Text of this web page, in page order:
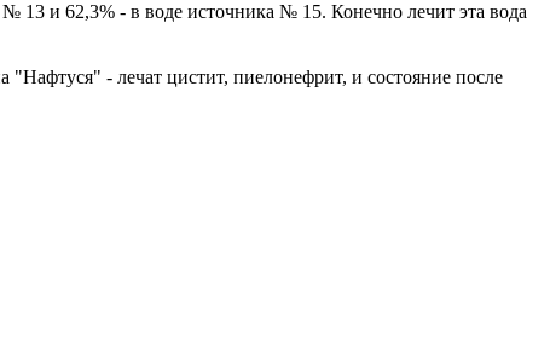
13 и 62,3% - в воде источника № 15. Конечно лечит эта вода
- лечат цистит, пиелонефрит, и состояние после